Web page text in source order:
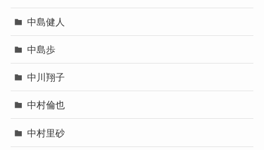
中島健人
中島歩
中川翔子
中村倫也
中村里砂